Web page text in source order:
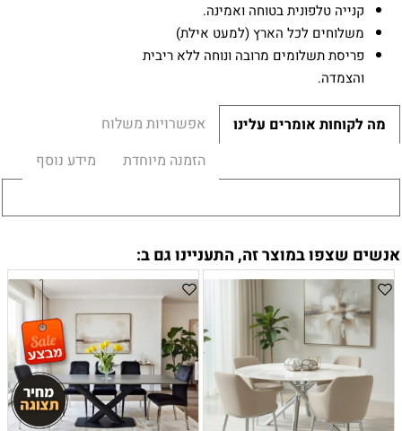
קנייה טלפונית בטוחה ואמינה.
משלוחים לכל הארץ (למעט אילת)
פריסת תשלומים מרובה ונוחה ללא ריבית
והצמדה.
מה לקוחות אומרים עלינו
אפשרויות משלוח
הזמנה מיוחדת
מידע נוסף
אנשים שצפו במוצר זה, התעניינו גם ב: